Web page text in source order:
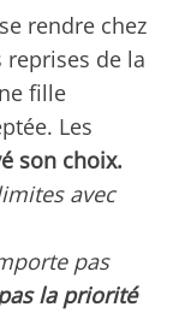
rendre chez
reprises de la
fille
Les
son choix.
avec
pas
la priorité